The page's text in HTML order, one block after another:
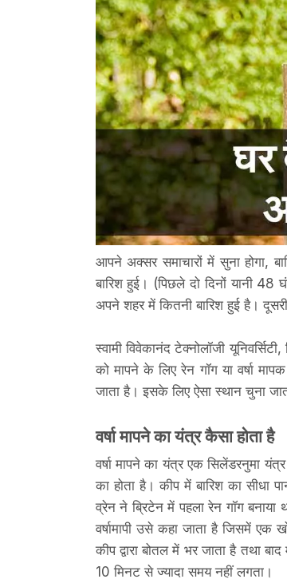
आपने अक्सर समाचारों में सुना होगा,
बारिश हुई। (पिछले दो दिनों यानी
अपने शहर में कितनी बारिश हुई है।
स्वामी विवेकानंद टेक्नोलॉजी
को मापने के लिए रेन गॉग या वर्षा
जाता है। इसके लिए ऐसा स्‍थान चुना
वर्षा मापने का यंत्र कैसा होता है
वर्षा मापने का यंत्र एक सिलेंडरनुमा
का होता है। कीप में बारिश का सीधा
व्रेन ने ब्रिटेन में पहला रेन गॉग बनाया
वर्षामापी उसे कहा जाता है जिसमें
कीप द्वारा बोतल में भर जाता है तथा
10 मिनट से ज्‍यादा समय नहीं लगता।